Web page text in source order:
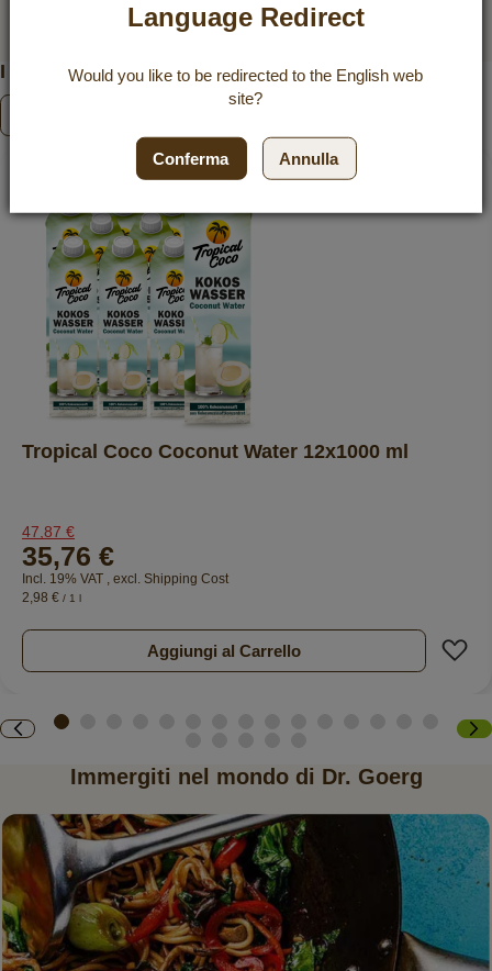
Per saperne di più
I nostri pacchetti risparmio
Tropical Coco Coconut Water 12x1000 ml
47,87 €
35,76 €
Incl. 19% VAT , excl. Shipping Cost
2,98 € / 1 l
Aggiungi al Carrello
Immergiti nel mondo di Dr. Goerg
Language Redirect
Would you like to be redirected to the English web
site?
Conferma Annulla